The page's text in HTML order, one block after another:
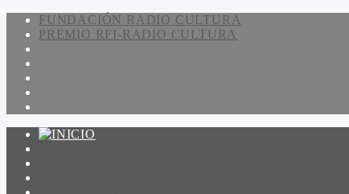
FUNDACIÓN RADIO CULTURA
PREMIO RFI-RADIO CULTURA